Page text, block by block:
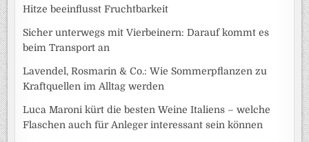
Hitze beeinflusst Fruchtbarkeit
Sicher unterwegs mit Vierbeinern: Darauf kommt es
beim Transport an
Lavendel, Rosmarin & Co.: Wie Sommerpflanzen zu
Kraftquellen im Alltag werden
Luca Maroni kürt die besten Weine Italiens – welche
Flaschen auch für Anleger interessant sein können